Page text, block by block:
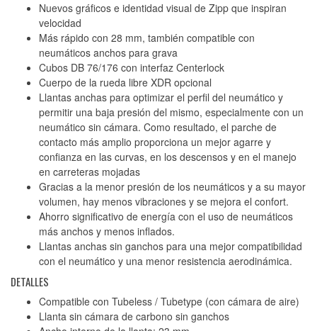
Nuevos gráficos e identidad visual de Zipp que inspiran
velocidad
Más rápido con 28 mm, también compatible con
neumáticos anchos para grava
Cubos DB 76/176 con interfaz Centerlock
Cuerpo de la rueda libre XDR opcional
Llantas anchas para optimizar el perfil del neumático y
permitir una baja presión del mismo, especialmente con un
neumático sin cámara. Como resultado, el parche de
contacto más amplio proporciona un mejor agarre y
confianza en las curvas, en los descensos y en el manejo
en carreteras mojadas
Gracias a la menor presión de los neumáticos y a su mayor
volumen, hay menos vibraciones y se mejora el confort.
Ahorro significativo de energía con el uso de neumáticos
más anchos y menos inflados.
Llantas anchas sin ganchos para una mejor compatibilidad
con el neumático y una menor resistencia aerodinámica.
DETALLES
Compatible con Tubeless / Tubetype (con cámara de aire)
Llanta sin cámara de carbono sin ganchos